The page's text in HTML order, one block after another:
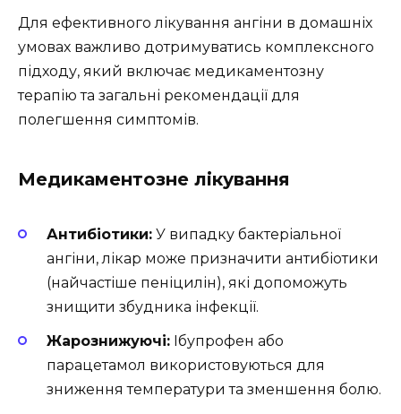
Для ефективного лікування ангіни в домашніх
умовах важливо дотримуватись комплексного
підходу, який включає медикаментозну
терапію та загальні рекомендації для
полегшення симптомів.
Медикаментозне лікування
Антибіотики: У випадку бактеріальної
ангіни, лікар може призначити антибіотики
(найчастіше пеніцилін), які допоможуть
знищити збудника інфекції.
Жарознижуючі: Ібупрофен або
парацетамол використовуються для
зниження температури та зменшення болю.